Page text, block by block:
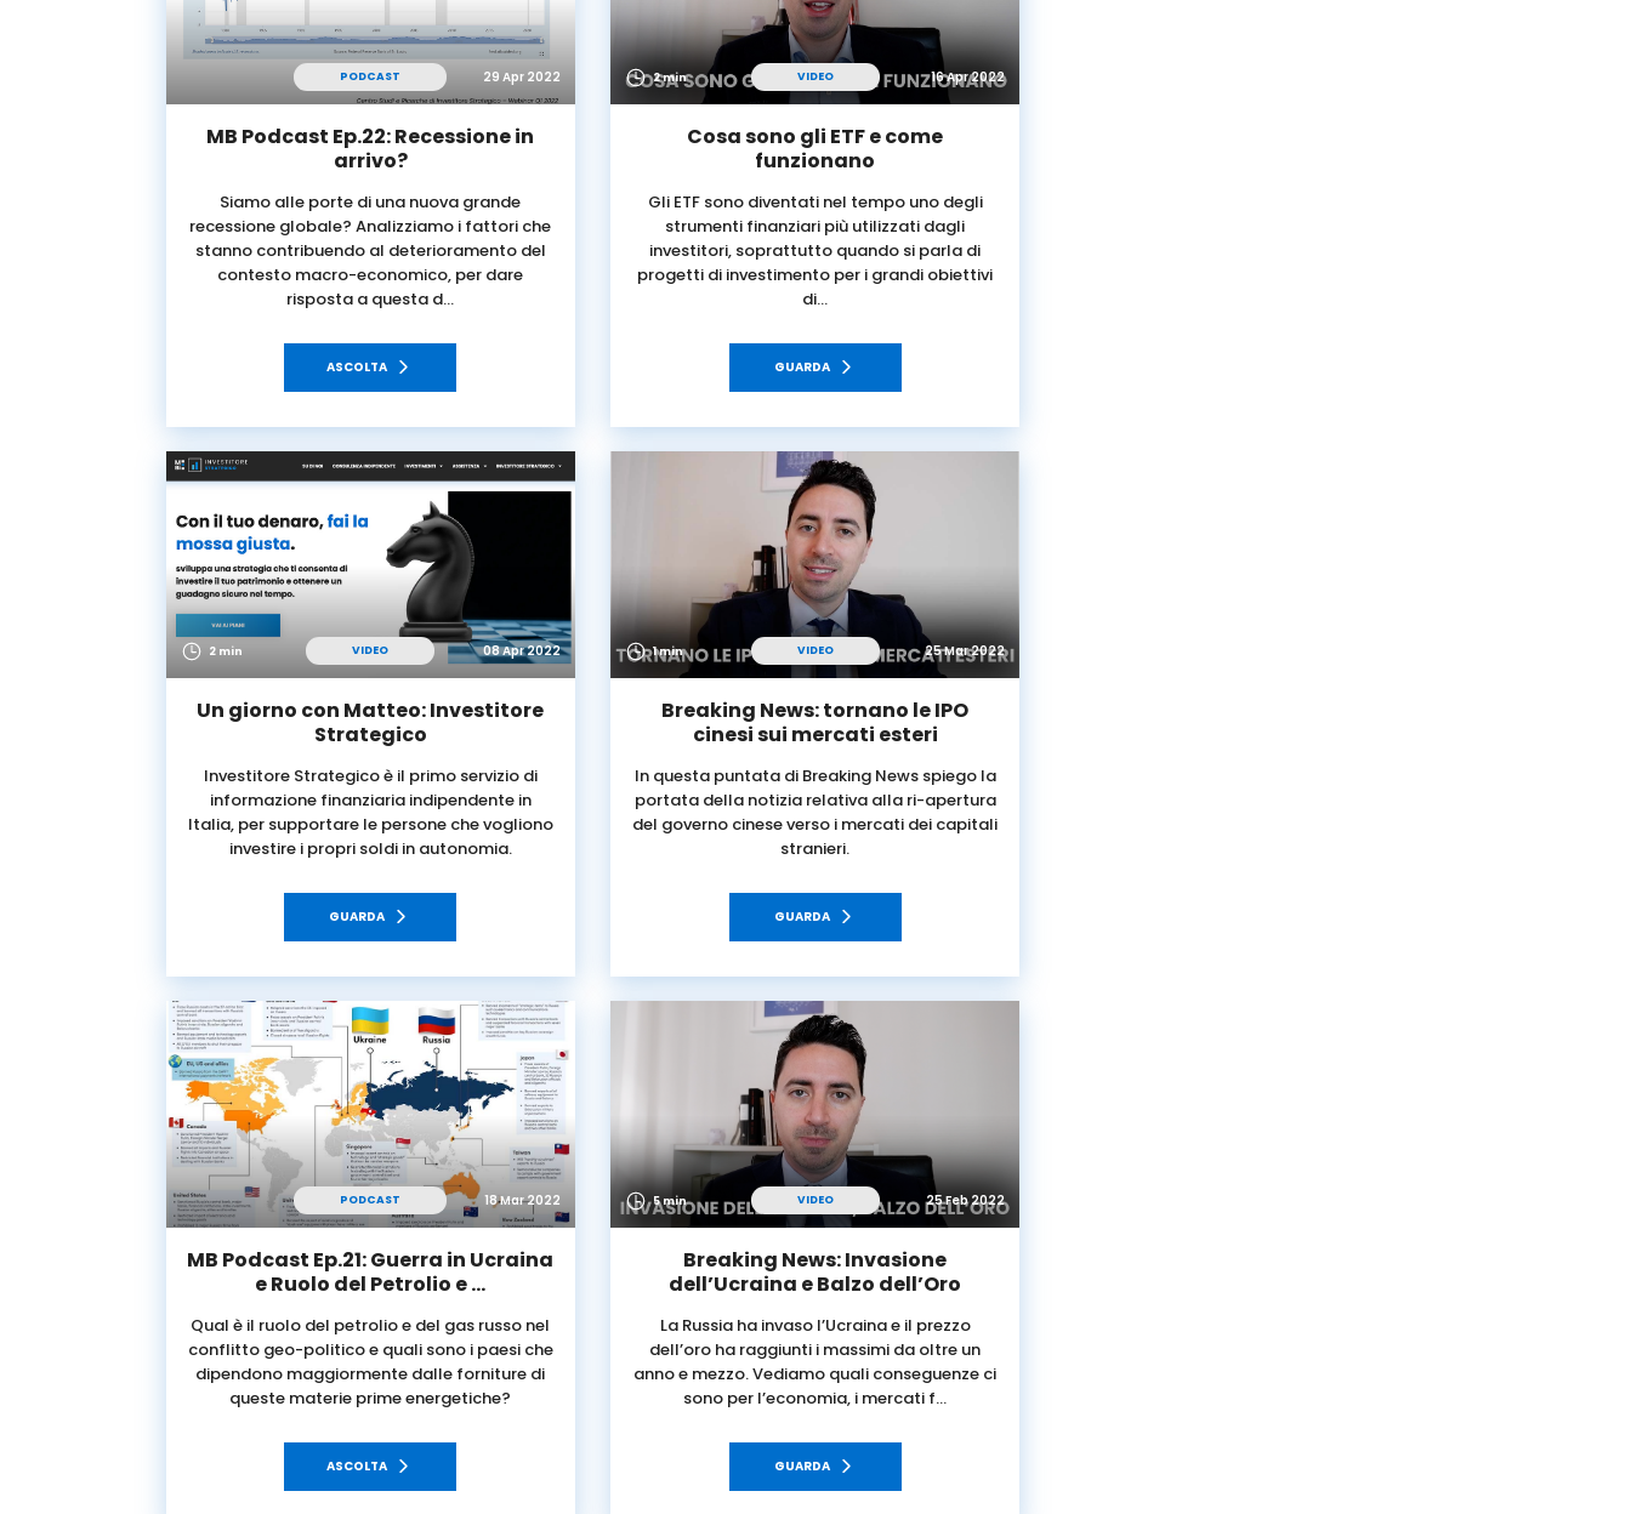
PODCAST 29 Apr 2022
MB Podcast Ep.22: Recessione in
arrivo?
Siamo alle porte di una nuova grande
recessione globale? Analizziamo i fattori che
stanno contribuendo al deterioramento del
contesto macro-economico, per dare
risposta a questa d…
ASCOLTA
2 min VIDEO 16 Apr 2022
Cosa sono gli ETF e come
funzionano
Gli ETF sono diventati nel tempo uno degli
strumenti finanziari più utilizzati dagli
investitori, soprattutto quando si parla di
progetti di investimento per i grandi obiettivi
di…
GUARDA
2 min VIDEO 08 Apr 2022
Un giorno con Matteo: Investitore
Strategico
Investitore Strategico è il primo servizio di
informazione finanziaria indipendente in
Italia, per supportare le persone che vogliono
investire i propri soldi in autonomia.
GUARDA
1 min VIDEO 25 Mar 2022
Breaking News: tornano le IPO
cinesi sui mercati esteri
In questa puntata di Breaking News spiego la
portata della notizia relativa alla ri-apertura
del governo cinese verso i mercati dei capitali
stranieri.
GUARDA
PODCAST 18 Mar 2022
MB Podcast Ep.21: Guerra in Ucraina
e Ruolo del Petrolio e …
Qual è il ruolo del petrolio e del gas russo nel
conflitto geo-politico e quali sono i paesi che
dipendono maggiormente dalle forniture di
queste materie prime energetiche?
ASCOLTA
5 min VIDEO 25 Feb 2022
Breaking News: Invasione
dell’Ucraina e Balzo dell’Oro
La Russia ha invaso l’Ucraina e il prezzo
dell’oro ha raggiunti i massimi da oltre un
anno e mezzo. Vediamo quali conseguenze ci
sono per l’economia, i mercati f…
GUARDA